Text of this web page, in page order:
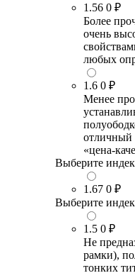
1.56 0 ₽
Более
очень
любых
1.6 0 ₽
Менее
отличный
«цена-
Выберите
1.67 0 ₽
Выберите
1.5 0 ₽
Не
рамки),
тонких